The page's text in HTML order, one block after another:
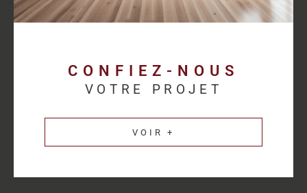
immobilière précise pour
parfaite connaissance du marché et des spécificités de chaque
secteur d’activité. HM Immo-Pro réalise des estimations fiables
CONFIEZ-NOUS
VOTRE PROJET
VOIR +